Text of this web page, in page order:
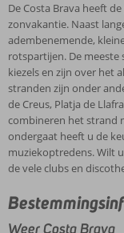
De Costa Brava heeft
zonvakantie. Naast
adembenemende,
rotspartijen. De
kiezels en zijn over het
stranden zijn onder
de Creus, Platja de
combineren het strand
ondergaat heeft u de
muziekoptredens. Wilt
de vele clubs en
Weer Costa Brava